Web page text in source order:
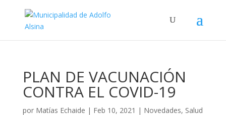
PLAN DE VACUNACIÓN
CONTRA EL COVID-19
por Matías Echaide | Feb 10, 2021 | Novedades, Salud